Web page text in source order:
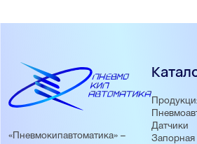
«Пневмокипавтоматика» –
Датчики
Запорная